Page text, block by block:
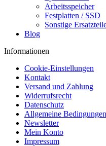
Arbeitsspeicher
Festplatten / SSD
Sonstige
Blog
Informationen
Cookie-Einstellungen
Kontakt
Versand und Zahlung
Widerrufsrecht
Datenschutz
Allgemeine Bedingungen
Newsletter
Mein Konto
Impressum